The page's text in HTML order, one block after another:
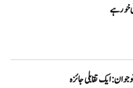
خور ہے
ایک تقابلی جائزہ